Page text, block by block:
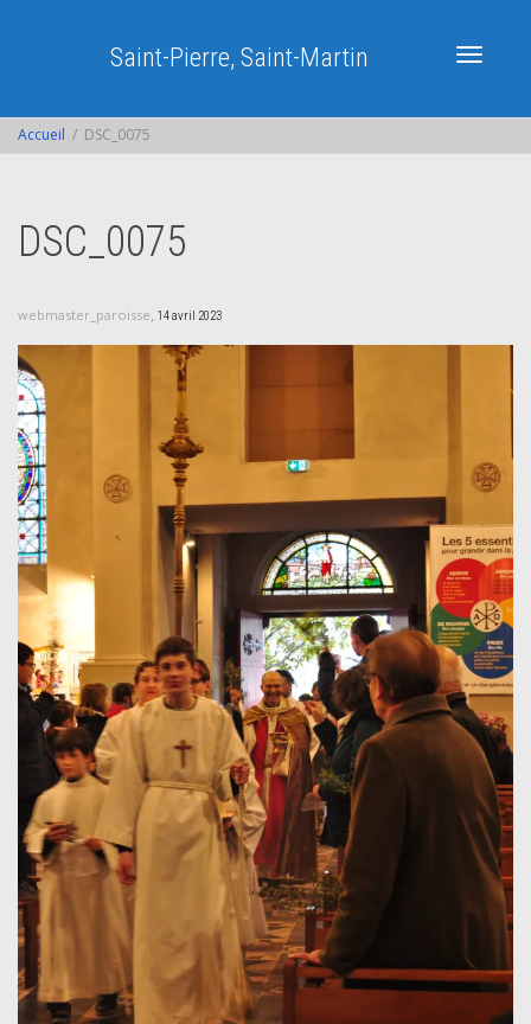
Saint-Pierre, Saint-Martin
Accueil DSC_0075
DSC_0075
webmaster_paroisse, 14 avril 2023